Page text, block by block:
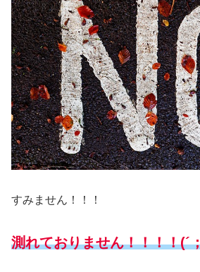
すみません！！！
測れておりません！！！！(´